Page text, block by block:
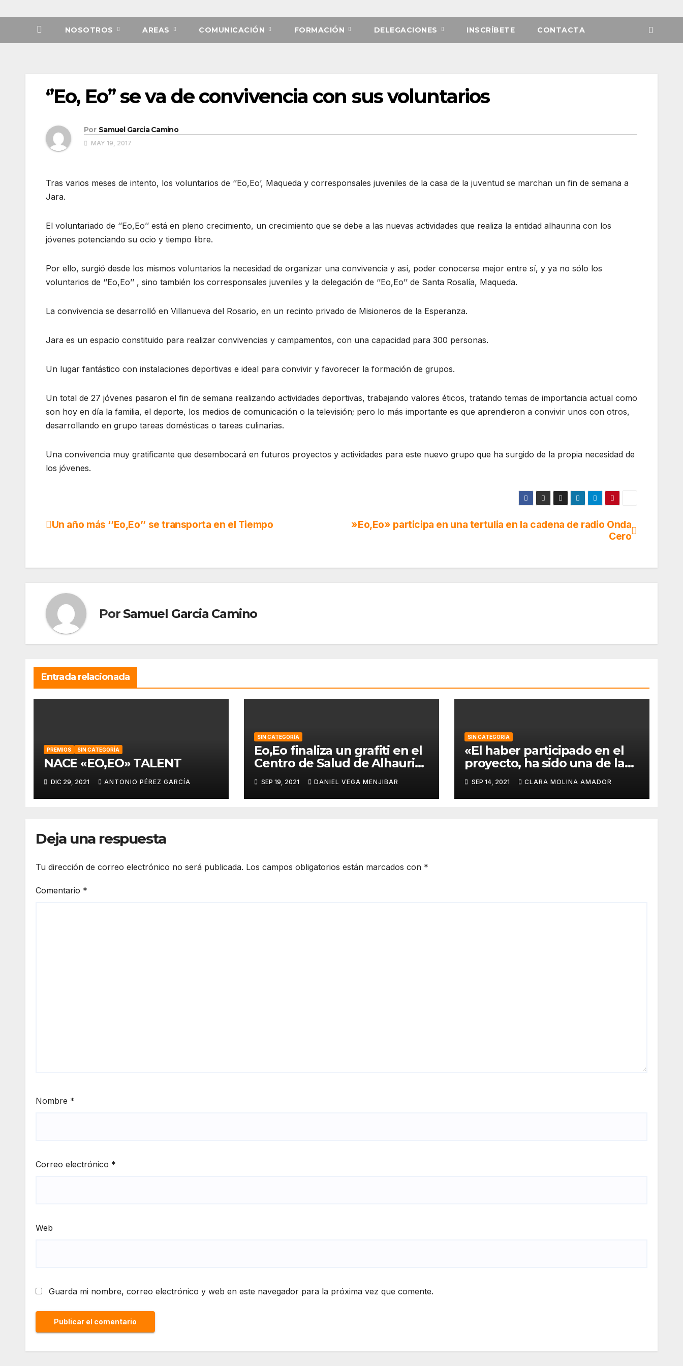
NOSOTROS AREAS COMUNICACIÓN FORMACIÓN DELEGACIONES INSCRÍBETE CONTACTA
‘’Eo, Eo’’ se va de convivencia con sus voluntarios
Por Samuel Garcia Camino
MAY 19, 2017
Tras varios meses de intento, los voluntarios de ‘’Eo,Eo’, Maqueda y corresponsales juveniles de la casa de la juventud se marchan un fin de semana a
Jara.
El voluntariado de ‘’Eo,Eo’’ está en pleno crecimiento, un crecimiento que se debe a las nuevas actividades que realiza la entidad alhaurina con los
jóvenes potenciando su ocio y tiempo libre.
Por ello, surgió desde los mismos voluntarios la necesidad de organizar una convivencia y así, poder conocerse mejor entre sí, y ya no sólo los
voluntarios de ‘’Eo,Eo’’ , sino también los corresponsales juveniles y la delegación de ‘’Eo,Eo’’ de Santa Rosalía, Maqueda.
La convivencia se desarrolló en Villanueva del Rosario, en un recinto privado de Misioneros de la Esperanza.
Jara es un espacio constituido para realizar convivencias y campamentos, con una capacidad para 300 personas.
Un lugar fantástico con instalaciones deportivas e ideal para convivir y favorecer la formación de grupos.
Un total de 27 jóvenes pasaron el fin de semana realizando actividades deportivas, trabajando valores éticos, tratando temas de importancia actual como
son hoy en día la familia, el deporte, los medios de comunicación o la televisión; pero lo más importante es que aprendieron a convivir unos con otros,
desarrollando en grupo tareas domésticas o tareas culinarias.
Una convivencia muy gratificante que desembocará en futuros proyectos y actividades para este nuevo grupo que ha surgido de la propia necesidad de
los jóvenes.
Navegación
entradas
»Eo,Eo» participa en una tertulia en la cadena de radio Onda
Cero
Un año más ‘’Eo,Eo’’ se transporta en el Tiempo
Por Samuel Garcia Camino
Entrada relacionada
PREMIOS SIN CATEGORÍA
NACE «EO,EO» TALENT
DIC 29, 2021 ANTONIO PÉREZ GARCÍA
SIN CATEGORÍA
Eo,Eo finaliza un grafiti en el
Centro de Salud de Alhaurin
de la Torre.
SEP 19, 2021 DANIEL VEGA MENJIBAR
SIN CATEGORÍA
«El haber participado en el
proyecto, ha sido una de las
mejores experiencias que he
vivido, pues a pesar de la
barrera del idioma, he sido
SEP 14, 2021 CLARA MOLINA AMADOR
Deja una respuesta
Tu dirección de correo electrónico no será publicada. Los campos obligatorios están marcados con *
Comentario *
Nombre *
Correo electrónico *
Web
Guarda mi nombre, correo electrónico y web en este navegador para la próxima vez que comente.